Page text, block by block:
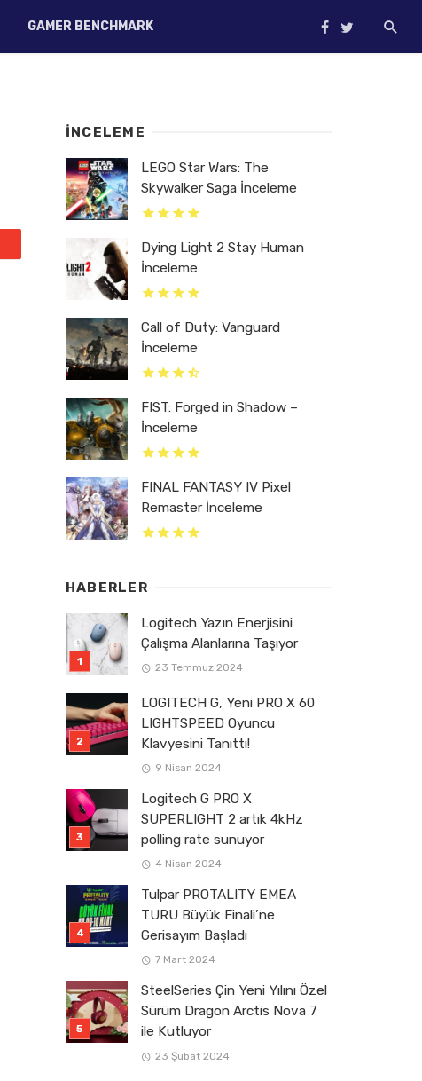
GAMER BENCHMARK
İNCELEME
LEGO Star Wars: The
Skywalker Saga İnceleme
Dying Light 2 Stay Human
İnceleme
Call of Duty: Vanguard
İnceleme
FIST: Forged in Shadow –
İnceleme
FINAL FANTASY IV Pixel
Remaster İnceleme
HABERLER
Logitech Yazın Enerjisini
Çalışma Alanlarına Taşıyor
23 Temmuz 2024
LOGITECH G, Yeni PRO X 60
LIGHTSPEED Oyuncu
Klavyesini Tanıttı!
9 Nisan 2024
Logitech G PRO X
SUPERLIGHT 2 artık 4kHz
polling rate sunuyor
4 Nisan 2024
Tulpar PROTALITY EMEA
TURU Büyük Finali’ne
Gerisayım Başladı
7 Mart 2024
SteelSeries Çin Yeni Yılını Özel
Sürüm Dragon Arctis Nova 7
ile Kutluyor
23 Şubat 2024